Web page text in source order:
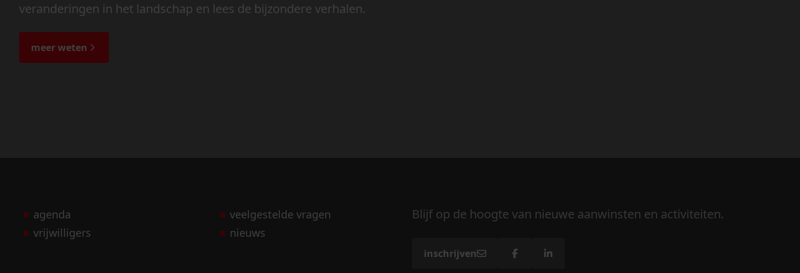
veranderingen in het landschap en lees de bijzondere verhalen.
meer weten
agenda
vrijwilligers
veelgestelde vragen
nieuws
Blijf op de hoogte van nieuwe aanwinsten en activiteiten.
inschrijven